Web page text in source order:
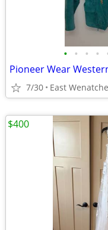
• • • •
Pioneer Wear
7/30 East
$400